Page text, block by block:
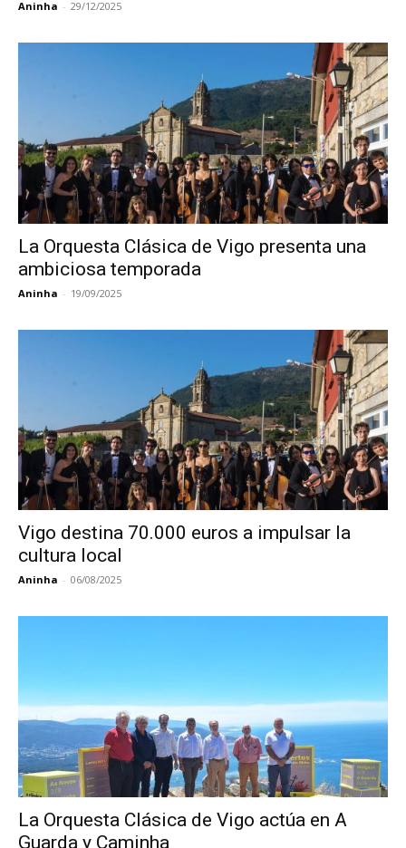
Aninha - 29/12/2025
La Orquesta Clásica de Vigo presenta una
ambiciosa temporada
Aninha - 19/09/2025
Vigo destina 70.000 euros a impulsar la
cultura local
Aninha - 06/08/2025
La Orquesta Clásica de Vigo actúa en A
Guarda y Caminha